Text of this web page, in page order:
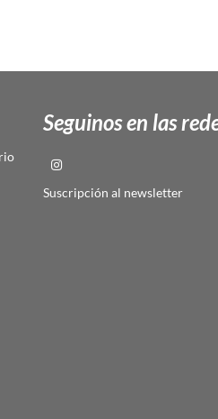
Seguinos en las
Suscripción al newsletter